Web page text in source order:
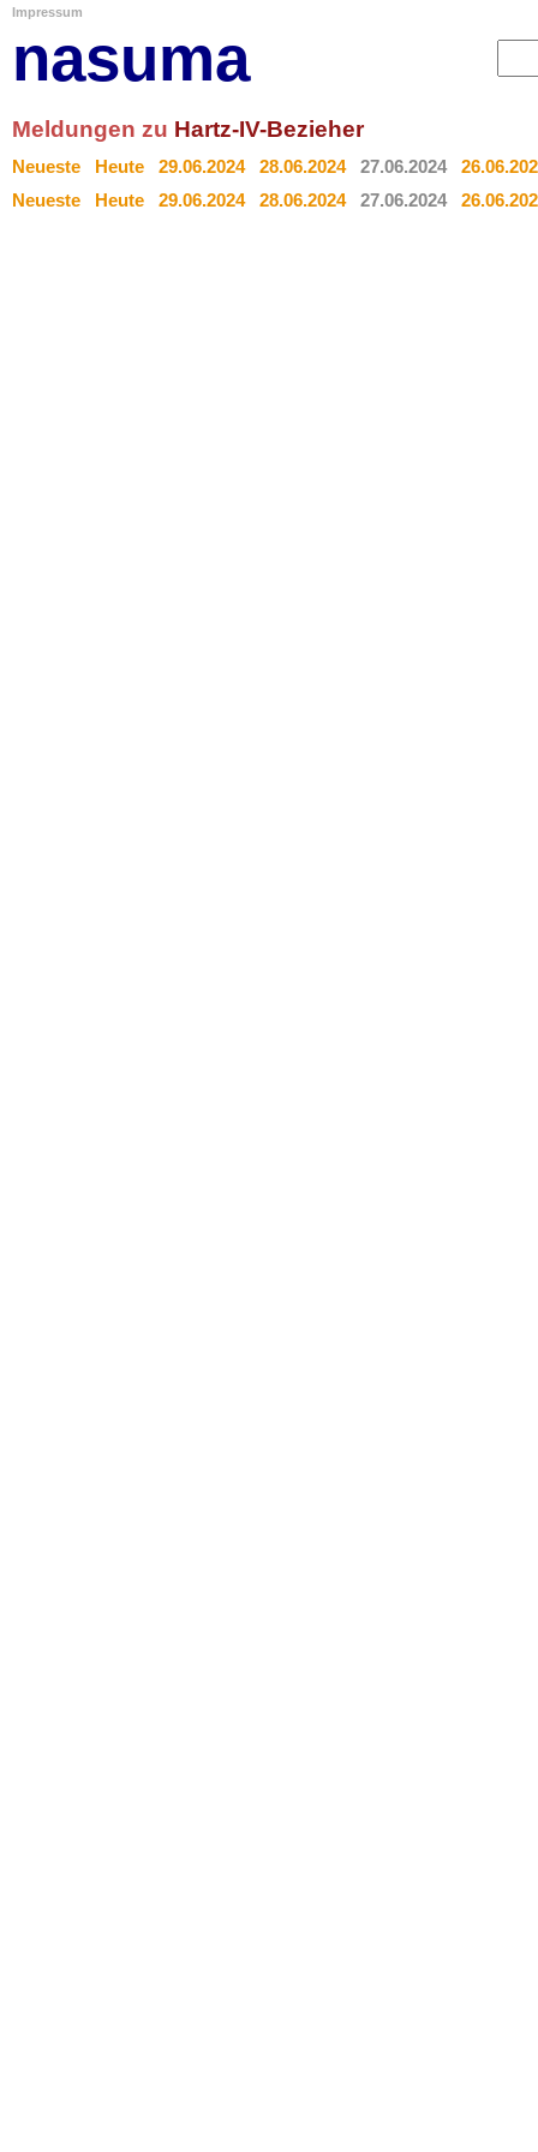
Impressum
nasuma
Meldungen zu Hartz-IV-Bezieher
Neueste Heute 29.06.2024 28.06.2024 27.06.2024
Neueste
Heute 29.06.2024 28.06.2024 27.06.2024